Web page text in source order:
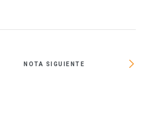
NOTA SIGUIENTE